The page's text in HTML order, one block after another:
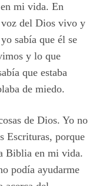
mi vida. En
voz del Dios vivo y
sabía que él se
y lo que
que estaba
de miedo.
de Dios. Yo no
Escrituras, porque
Biblia en mi vida.
podía ayudarme